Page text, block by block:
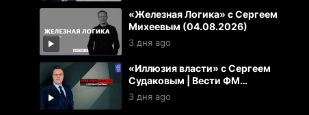
«Железная Логика» с Сергеем
Михеевым (04.08.2026)
3 дня ago
«Иллюзия власти» с Сергеем
Судаковым | Вести ФМ
(03.08.2026)
3 дня ago